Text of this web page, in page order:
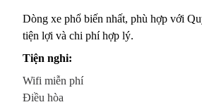
Dòng xe phổ biến nhất, phù hợp với
tiện lợi và chi phí hợp lý.
Tiện nghi:
Wifi miễn phí
Điều hòa